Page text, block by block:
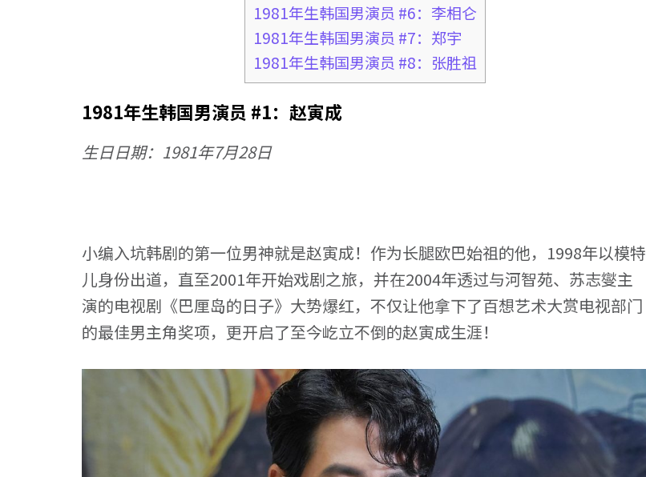
1981年生韩国男演员 #6：李相仑
1981年生韩国男演员 #7：郑宇
1981年生韩国男演员 #8：张胜祖
1981年生韩国男演员 #1：赵寅成
生日日期：1981年7月28日
小编入坑韩剧的第一位男神就是赵寅成！作为长腿欧巴始祖的他，1998年以模特
儿身份出道，直至2001年开始戏剧之旅，并在2004年透过与河智苑、苏志燮主
演的电视剧《巴厘岛的日子》大势爆红，不仅让他拿下了百想艺术大赏电视部门
的最佳男主角奖项，更开启了至今屹立不倒的赵寅成生涯！